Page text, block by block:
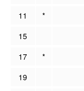
11 *
15
17
*
19